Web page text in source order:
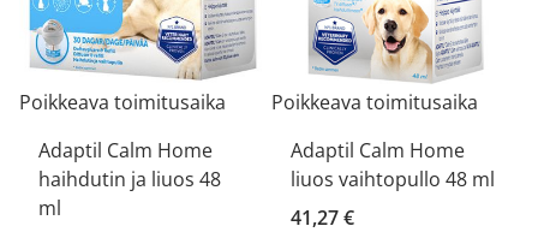
Poikkeava toimitusaika
Adaptil Calm Home
haihdutin ja liuos 48
ml
Poikkeava toimitusaika
Adaptil Calm Home
liuos vaihtopullo 48 ml
41,27 €